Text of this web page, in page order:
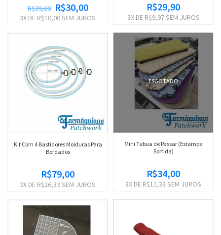
R$39,00 R$30,00
3X DE R$10,00SEM JUROS
R$29,90
3X DE R$9,97SEM JUROS
Kit Com 4 Bastidores Molduras Para
Bordados
R$79,00
3X DE R$26,33 SEM JUROS
ESGOTADO
Mini Tabua de Passar (Estampa
Sortida)
R$34,00
3X DE R$11,33 SEM JUROS